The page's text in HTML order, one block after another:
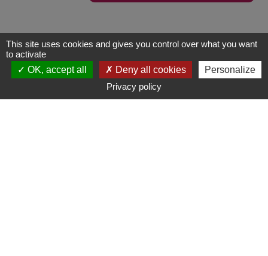
Groupes
Contact S'y rendre
This site uses cookies and gives you control over what you want
to activate
OK, accept all
Deny all cookies
Personalize
Privacy policy